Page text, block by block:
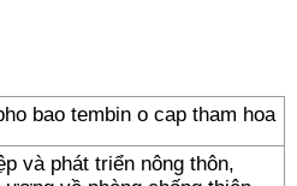
và phát triển nông thôn,